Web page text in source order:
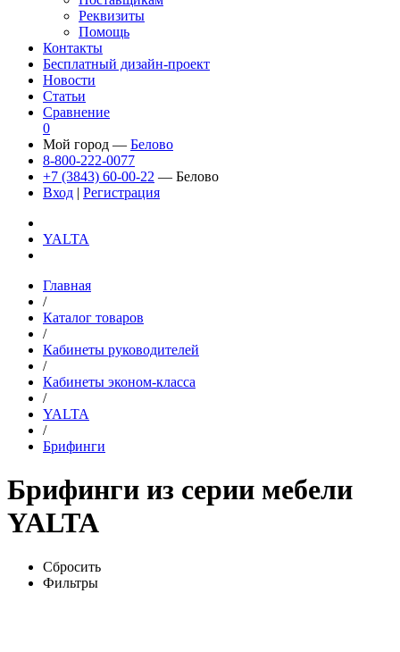
Реквизиты
Помощь
Контакты
Бесплатный дизайн-проект
Новости
Статьи
Сравнение
0
Мой город — Белово
8-800-222-0077
+7 (3843) 60-00-22 — Белово
Вход | Регистрация
YALTA
Главная
/
Каталог товаров
/
Кабинеты руководителей
/
Кабинеты эконом-класса
/
YALTA
/
Брифинги
Брифинги из серии мебели
YALTA
Сбросить
Фильтры